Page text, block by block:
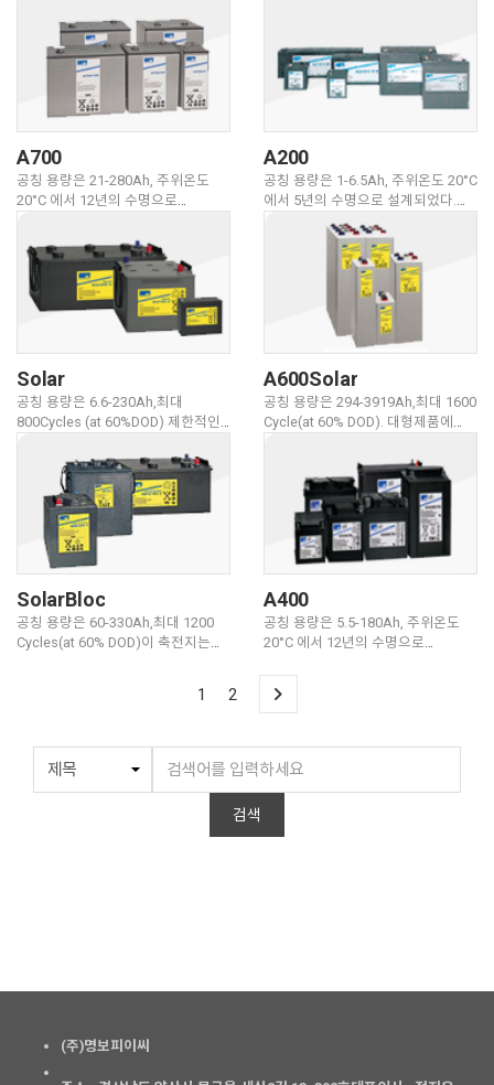
공급이 요구될 때, Sonnenschein
A500 축전지는 그들의 검증된
사양을 공급할 수 있다 . 매우 우수한
이축전지는 국제적으로 입증된
성공적인 기술의 뚜렷한 다른
장점들을 가지고 있다.
모두에서 높은 사양과 신뢰성을
제공한다.
A700
공칭 용량은 21-280Ah, 주위온도
20°C 에서 12년의 수명으로
단기간을 위해 매우 높은 전력을 줄
수 있는 Sonnenschein A700은
동력이 어떤 측면이건, 안전에
필요한 설비의 형태가 무엇이던
지속적인 전력 공급을 보장 할
A200
공칭 용량은 1-6.5Ah, 주위온도 20°C
에서 5년의 수명으로 설계되었다.
Sonnenschein A200은 의료 기구,
모형 건물, Cycling, 경보와 보안,
등에 있어서 적합하다 . 과방전과 과
충전에 대한 내성이 우수하다.
Solar
공칭 용량은 6.6-230Ah,최대
800Cycles (at 60%DOD) 제한적인
위해 설계되었다. 이 축전지는 보다
작은 태양광 이용시스템 Solar을
위한 대안인 소형축전지이다.
A600Solar
공칭 용량은 294-3919Ah,최대 1600
Cycle(at 60% DOD). 대형제품에
Solar는 정교한 사양에 대해 확실히
추천할 만하다.
SolarBloc
공칭 용량은 60-330Ah,최대 1200
Cycles(at 60% DOD)이 축전지는
A400
공칭 용량은 5.5-180Ah, 주위온도
20°C 에서 12년의 수명으로
1 2
검색
(주)명보피이씨